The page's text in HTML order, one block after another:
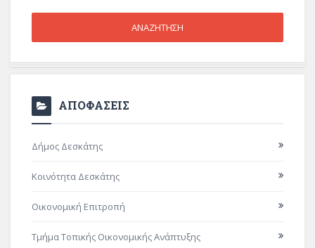
ΑΠΟΦΑΣΕΙΣ
Δήμος Δεσκάτης
Κοινότητα Δεσκάτης
Οικονομική Επιτροπή
Τμήμα Τοπικής Οικονομικής Ανάπτυξης